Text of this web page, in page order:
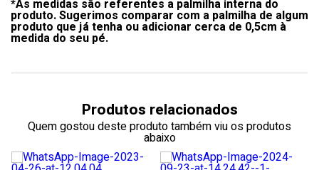
*As medidas são referentes a palmilha interna do
produto. Sugerimos comparar com a palmilha de algum
produto que já tenha ou adicionar cerca de 0,5cm à
medida do seu pé.
35
39
40
Produtos relacionados
Quem gostou deste produto também viu os produtos
abaixo